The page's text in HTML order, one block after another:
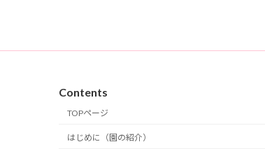
Contents
TOPページ
はじめに（園の紹介）